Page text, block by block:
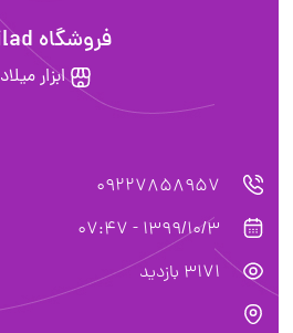
فروشگاه Milad
ابزار میلاد
09227858957
1399/10/3 - 07:47
3171 بازدید